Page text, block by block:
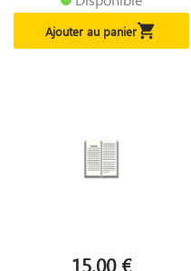
Ajouter au panier
15,00 €